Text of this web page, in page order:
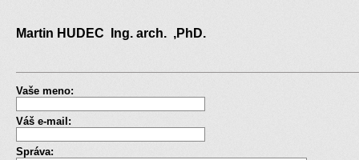
Martin HUDEC Ing. arch. ,PhD.
Vaše meno:
Váš e-mail:
Správa: